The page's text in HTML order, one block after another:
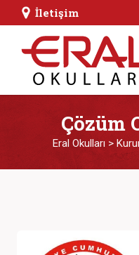
İletişim
Çözüm
Eral Okulları >